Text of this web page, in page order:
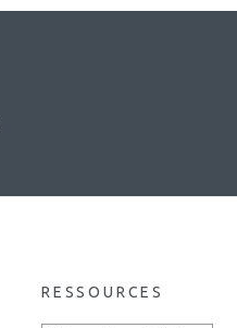
RESSOURCES